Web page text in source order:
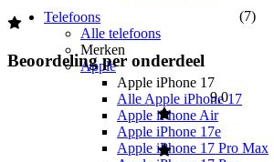
Telefoons
Alle telefoons
Merken
Apple
Apple iPhone 17
Alle Apple iPhone 17
Apple iPhone Air
Apple iPhone 17e
Apple iPhone 17 Pro Max
(7)
Beoordeling per onderdeel
9,0